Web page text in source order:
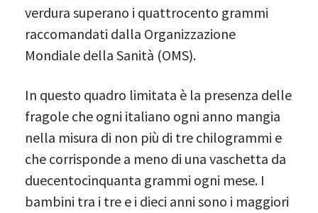
verdura superano i quattrocento grammi
raccomandati dalla Organizzazione
Mondiale della Sanità (OMS).
In questo quadro limitata è la presenza delle
fragole che ogni italiano ogni anno mangia
nella misura di non più di tre chilogrammi e
che corrisponde a meno di una vaschetta da
duecentocinquanta grammi ogni mese. I
bambini tra i tre e i dieci anni sono i maggiori